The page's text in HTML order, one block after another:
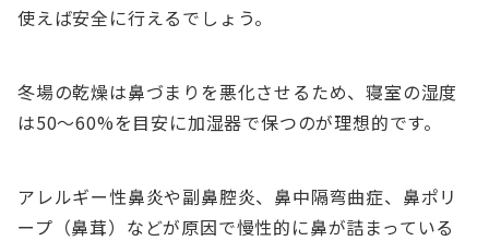
使えば安全に行えるでしょう。
冬場の乾燥は鼻づまりを悪化させるため、寝室の湿度
は50〜60%を目安に加湿器で保つのが理想的です。
アレルギー性鼻炎や副鼻腔炎、鼻中隔弯曲症、鼻ポリ
ープ（鼻茸）などが原因で慢性的に鼻が詰まっている